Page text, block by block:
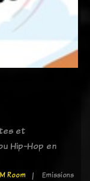
et
Hip-Hop en
Room Emissions